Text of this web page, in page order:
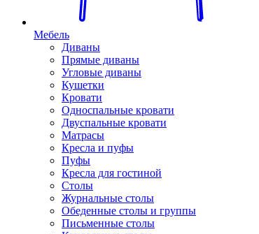
Мебель
Диваны
Прямые диваны
Угловые диваны
Кушетки
Кровати
Односпальные кровати
Двуспальные кровати
Матрасы
Кресла и пуфы
Пуфы
Кресла для гостиной
Столы
Журнальные столы
Обеденные столы и группы
Письменные столы